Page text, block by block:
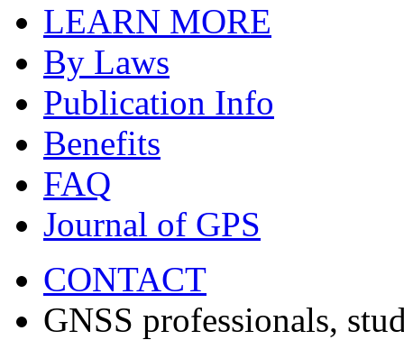
LEARN MORE
By Laws
Publication Info
Benefits
FAQ
Journal of GPS
CONTACT
GNSS professionals,